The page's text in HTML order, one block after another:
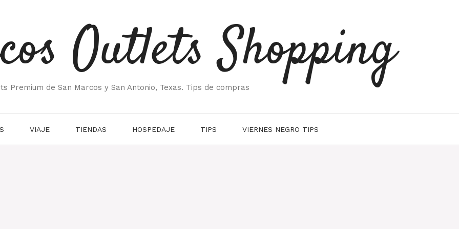
Outlets Shopping
Premium de San Marcos y San Antonio, Texas. Tips de compras
VIAJE TIENDAS HOSPEDAJE TIPS VIERNES NEGRO TIPS